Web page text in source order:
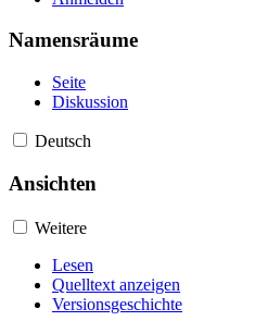
Namensräume
Seite
Diskussion
Deutsch
Ansichten
Weitere
Lesen
Quelltext anzeigen
Versionsgeschichte